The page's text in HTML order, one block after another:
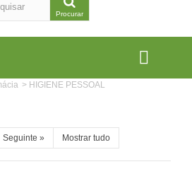
Procurar
> HIGIENE PESSOAL
Seguinte » Mostrar tudo